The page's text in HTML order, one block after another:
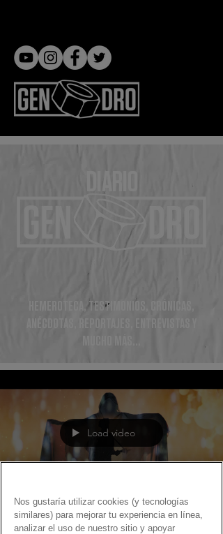
HEMEROTECA, TESTIMONIOS, CRÓNICAS,
ANÉCDOTAS, REPORTAJES, ENTREVISTAS Y
Load video
Fernando Martín
Nos gustaría utilizar cookies (y tecnologías
similares) para mejorar tu experiencia en línea,
analizar el uso de nuestro sitio y apoyar